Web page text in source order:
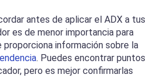
antes de aplicar el ADX a tus
es de menor importancia para
proporciona información sobre la
. Puedes encontrar puntos
pero es mejor confirmarlas